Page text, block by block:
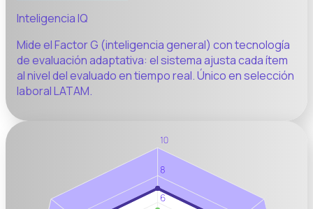
Inteligencia IQ
Mide el Factor G (inteligencia general) con tecnología
de evaluación adaptativa: el sistema ajusta cada ítem
al nivel del evaluado en tiempo real. Único en selección
laboral LATAM.